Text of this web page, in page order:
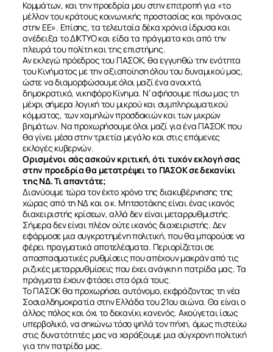
Κομμάτων, και την προεδρία μου στην επιτροπή για «το
μέλλον του κράτους κοινωνικής προστασίας και πρόνοιας
στην ΕΕ». Επίσης, τα τελευταία δέκα χρόνια ίδρυσα και
ανέδειξα το ΔΙΚΤΥΟ και είδα τα πράγματα και από την
πλευρά του πολίτη και της επιστήμης.
Αν εκλεγώ πρόεδρος του ΠΑΣΟΚ, θα εγγυηθώ την ενότητα
του Κινήματος με την αξιοποίηση όλου του δυναμικού μας,
ώστε να διαμορφώσουμε όλοι μαζί ένα ανοιχτό,
δημοκρατικό, νικηφόρο Κίνημα. Ν’ αφήσουμε πίσω μας τη
μέχρι σήμερα λογική του μικρού και συμπληρωματικού
κόμματος, των χαμηλών προσδοκιών και των μικρών
βημάτων. Να προχωρήσουμε όλοι μαζί για ένα ΠΑΣΟΚ που
θα γίνει μέσα στην τριετία μεγάλο και στις επόμενες
εκλογές κυβερνών.
Ορισμένοι σάς ασκούν κριτική, ότι τυχόν εκλογή σας
στην προεδρία θα μετατρέψει το ΠΑΣΟΚ σε δεκανίκι
της ΝΔ. Τι απαντάτε;
Διανύουμε τώρα τον έκτο χρόνο της διακυβέρνησης της
χώρας από τη ΝΔ και ο κ. Μητσοτάκης είναι ένας ικανός
διαχειριστής κρίσεων, αλλά δεν είναι μεταρρυθμιστής.
Σήμερα δεν είναι πλέον ούτε ικανός διαχειριστής. Δεν
εφάρμοσε μια συγκροτημένη πολιτική, που θα μπορούσε να
φέρει πραγματικά αποτελέσματα. Περιορίζεται σε
αποσπασματικές ρυθμίσεις που απέχουν μακράν από τις
ριζικές μεταρρυθμίσεις που έχει ανάγκη η πατρίδα μας. Τα
πράγματα έχουν φτάσει στα όριά τους.
Το ΠΑΣΟΚ θα προχωρήσει αυτόνομο, εκφράζοντας τη νέα
Σοσιαλδημοκρατία στην Ελλάδα του 21ου αιώνα. Θα είναι ο
άλλος πόλος και όχι το δεκανίκι κανενός. Ακούγεται ίσως
υπερβολικό, να σηκώνω τόσο ψηλά τον πήχη, όμως πιστεύω
στις δυνατότητές μας να χαράξουμε μια σύγχρονη πολιτική
για την πατρίδα μας.